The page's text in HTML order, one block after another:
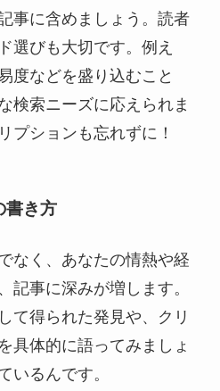
事に含めましょう。読者
選びも大切です。例え
度などを盛り込むこと
検索ニーズに応えられま
プションも忘れずに！
書き方
なく、あなたの情熱や経
記事に深みが増します。
て得られた発見や、クリ
具体的に語ってみましょ
いるんです。